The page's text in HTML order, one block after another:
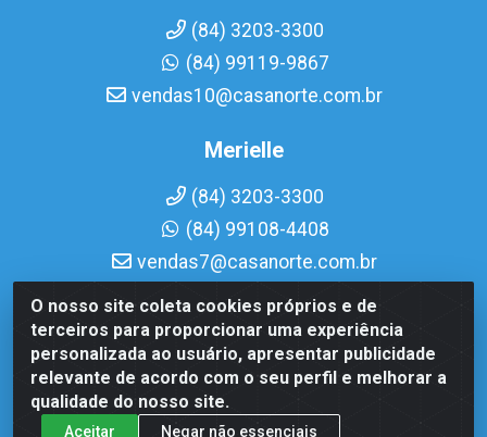
O nosso site coleta cookies próprios e de
terceiros para proporcionar uma experiência
personalizada ao usuário, apresentar publicidade
relevante de acordo com o seu perfil e melhorar a
qualidade do nosso site.
Aceitar Negar não essenciais
(84) 3203-3300
(84) 99119-9867
vendas10@casanorte.com.br
Merielle
(84) 3203-3300
(84) 99108-4408
vendas7@casanorte.com.br
Casa Norte LTDA - Av. Interventor Mário Câmara, 1815 -
Dix-Sept Rosado, Natal/RN - CEP 59054-600 - CNPJ
08.713.513/0001-51